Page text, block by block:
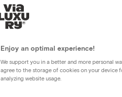
Enjoy an optimal experience!
We support you in a better and more personal
agree to the storage of cookies on your device
analyzing website usage.